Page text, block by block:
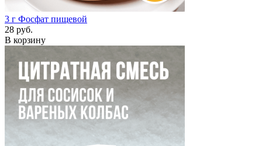
3 г Фосфат пищевой
28 руб.
В корзину